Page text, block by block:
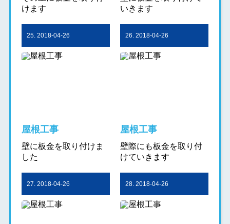
けます
いきます
25. 2018-04-26
屋根工事
壁に板金を取り付けま
した
26. 2018-04-26
屋根工事
壁際にも板金を取り付
けていきます
27. 2018-04-26 28. 2018-04-26